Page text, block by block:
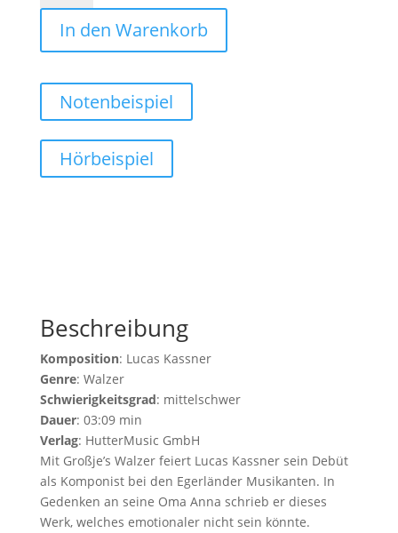
Walzer
MengeIn den Warenkorb
Notenbeispiel
Hörbeispiel
Beschreibung
Komposition: Lucas Kassner
Genre: Walzer
Schwierigkeitsgrad: mittelschwer
Dauer: 03:09 min
Verlag: HutterMusic GmbH
Mit Großje’s Walzer feiert Lucas Kassner sein Debüt
als Komponist bei den Egerländer Musikanten. In
Gedenken an seine Oma Anna schrieb er dieses
Werk, welches emotionaler nicht sein könnte.